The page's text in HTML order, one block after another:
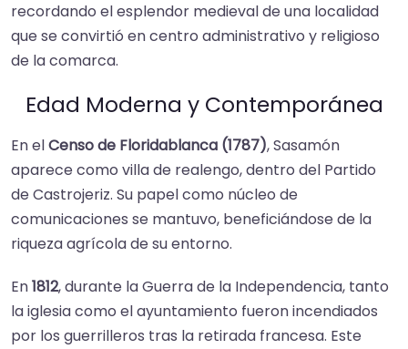
recordando el esplendor medieval de una localidad
que se convirtió en centro administrativo y religioso
de la comarca.
Edad Moderna y Contemporánea
En elCenso de Floridablanca (1787), Sasamón
aparece como villa de realengo, dentro del Partido
de Castrojeriz. Su papel como núcleo de
comunicaciones se mantuvo, beneficiándose de la
riqueza agrícola de su entorno.
En1812, durante la Guerra de la Independencia, tanto
la iglesia como el ayuntamiento fueron incendiados
por los guerrilleros tras la retirada francesa. Este